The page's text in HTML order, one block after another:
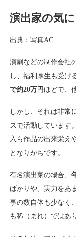
演出家の気
出典：写真AC
演劇などの制作会社
し、福利厚生も受け
で約20万円ほどで、
しかし、それは非常
スで活動しています
入も作品の出来栄え
となりがちです。
有名演出家の場合、
ばかりや、実力をあ
事の数自体も少なく
も稀（まれ）ではあ